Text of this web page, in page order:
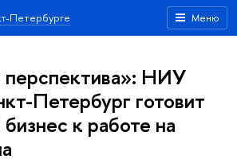
Меню
Петербурге
перспектива»: НИУ
Петербург готовит
к работе на